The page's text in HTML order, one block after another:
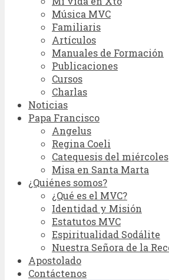
Música MVC
Familiaris
Artículos
Manuales de Formación
Publicaciones
Cursos
Charlas
Noticias
Papa Francisco
Angelus
Regina Coeli
Catequesis del miércoles
Misa en Santa Marta
¿Quiénes somos?
¿Qué es el MVC?
Identidad y Misión
Estatutos MVC
Espiritualidad Sodálite
Nuestra Señora de la
Apostolado
Contáctenos